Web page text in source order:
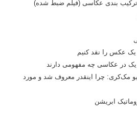
ترکیب بندی عکاسی (فیلم ضبط شده)
عکس را نقد کنیم
یک در عکاسی چه مفهومی دارند
مک‌کری: چرا اینقدر معروف شد و مورد
ابریشن